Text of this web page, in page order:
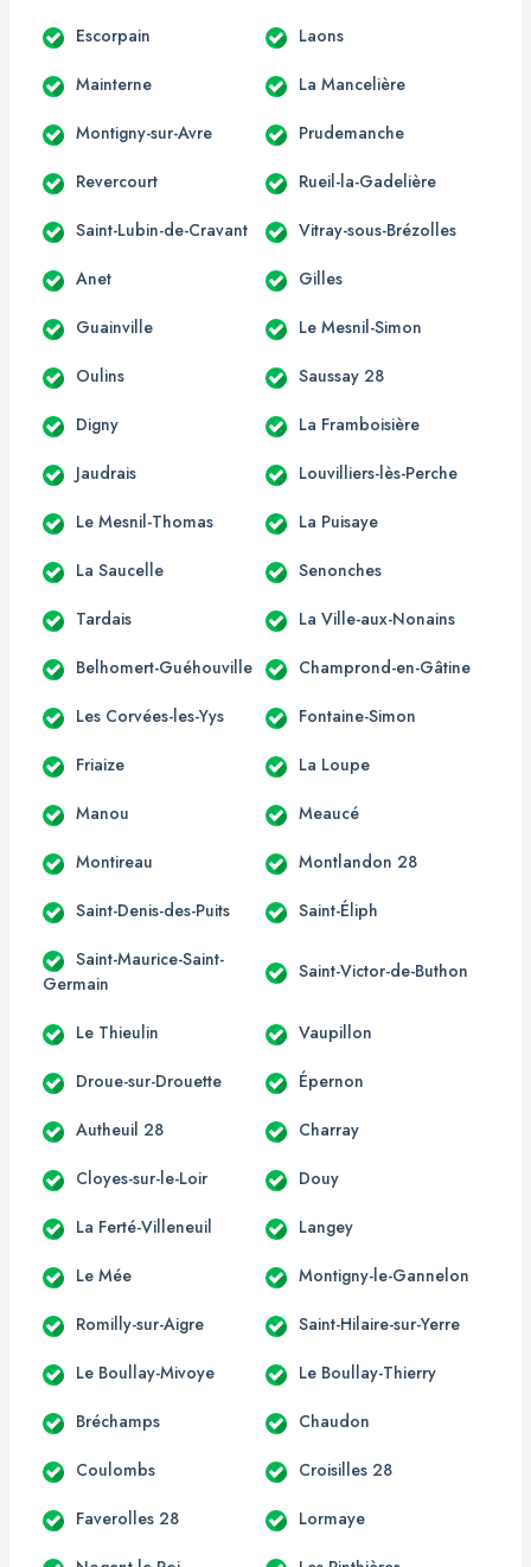
Escorpain Laons
Mainterne La Mancelière
Montigny-sur-Avre Prudemanche
Revercourt Rueil-la-Gadelière
Saint-Lubin-de-Cravant Vitray-sous-Brézolles
Anet Gilles
Guainville Le Mesnil-Simon
Oulins Saussay 28
Digny La Framboisière
Jaudrais Louvilliers-lès-Perche
Le Mesnil-Thomas La Puisaye
La Saucelle Senonches
Tardais La Ville-aux-Nonains
Belhomert-Guéhouville Champrond-en-Gâtine
Les Corvées-les-Yys Fontaine-Simon
Friaize La Loupe
Manou Meaucé
Montireau Montlandon 28
Saint-Denis-des-Puits Saint-Éliph
Saint-Maurice-Saint-
Germain
Saint-Victor-de-Buthon
Le Thieulin Vaupillon
Droue-sur-Drouette Épernon
Autheuil 28 Charray
Cloyes-sur-le-Loir Douy
La Ferté-Villeneuil Langey
Le Mée Montigny-le-Gannelon
Romilly-sur-Aigre Saint-Hilaire-sur-Yerre
Le Boullay-Mivoye Le Boullay-Thierry
Bréchamps Chaudon
Coulombs Croisilles 28
Faverolles 28 Lormaye